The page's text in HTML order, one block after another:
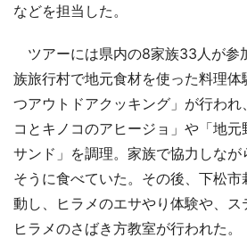
などを担当した。
ツアーには県内の8家族33人が参
族旅行村で地元食材を使った料理体
つアウトドアクッキング」が行われ
コとキノコのアヒージョ」や「地元
サンド」を調理。家族で協力しなが
そうに食べていた。その後、下松
動し、ヒラメのエサやり体験や、ス
ヒラメのさばき方教室が行われた。